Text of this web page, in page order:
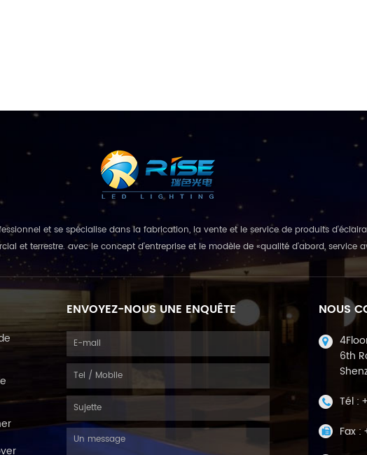
et se spécialise dans la fabrication, la vente et le service de produits
et terrestre. avec le concept d'entreprise et le modèle de «qualité d'abord, service
ENVOYEZ-NOUS UNE ENQUÊTE NOUS
6th
Tél :
Fax :